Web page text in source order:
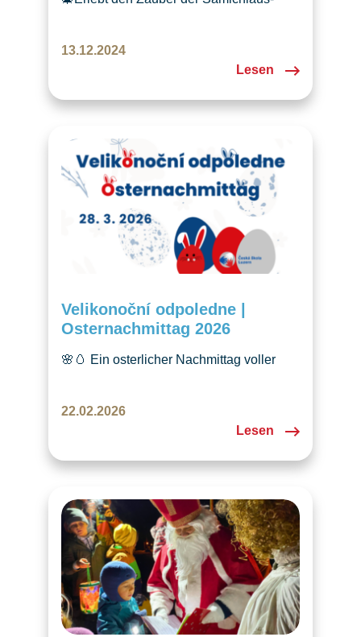
Kinder und Erwachsene in
vorweihnachtlicher Stimmung.✨
13.12.2024
Lesen
Velikonoční odpoledne |
Osternachmittag 2026
🌸🥚 Ein osterlicher Nachmittag voller
Leckereien. Sehen wir uns dort? Meldet
euch an über den Link im Beitrag. 🔗
22.02.2026
Lesen